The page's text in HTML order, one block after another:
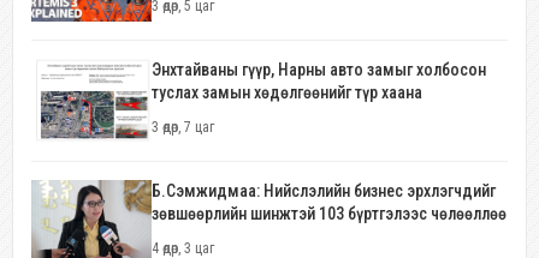
3 өдөр, 5 цаг
Энхтайваны гүүр, Нарны авто замыг холбосон
туслах замын хөдөлгөөнийг түр хаана
3 өдөр, 7 цаг
Б.Сэмжидмаа: Нийслэлийн бизнес эрхлэгчдийг
зөвшөөрлийн шинжтэй 103 бүртгэлээс чөлөөллөө
4 өдөр, 3 цаг